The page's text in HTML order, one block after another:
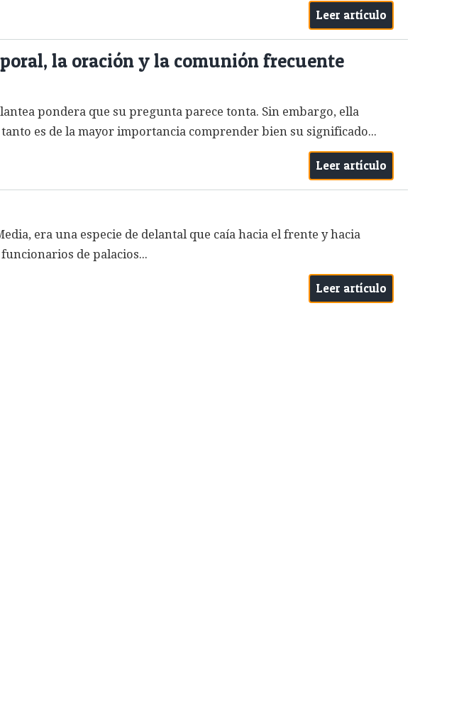
Leer artículo
la oración y la comunión frecuente
pondera que su pregunta parece tonta. Sin embargo, ella
es de la mayor importancia comprender bien su significado...
Leer artículo
era una especie de delantal que caía hacia el frente y hacia
de palacios...
Leer artículo